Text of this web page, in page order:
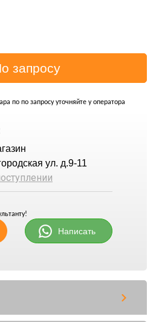
по по запросу уточняйте у оператора
ул. д.9-11
Написать